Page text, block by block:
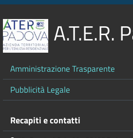
A.T.E.R.
Amministrazione Trasparente
Pubblicità Legale
Recapiti e contatti